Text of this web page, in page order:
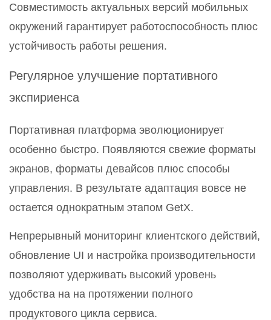
Совместимость актуальных версий мобильных
окружений гарантирует работоспособность плюс
устойчивость работы решения.
Регулярное улучшение портативного
экспириенса
Портативная платформа эволюционирует
особенно быстро. Появляются свежие форматы
экранов, форматы девайсов плюс способы
управления. В результате адаптация вовсе не
остается однократным этапом GetX.
Непрерывный мониторинг клиентского действий,
обновление UI и настройка производительности
позволяют удерживать высокий уровень
удобства на на протяжении полного
продуктового цикла сервиса.